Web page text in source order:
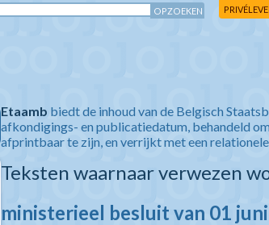
Etaamb biedt de inhoud van de Belgisch
afkondigings- en publicatiedatum, behandeld
afprintbaar te zijn, en verrijkt met een
Teksten waarnaar verwezen
ministerieel besluit van 01